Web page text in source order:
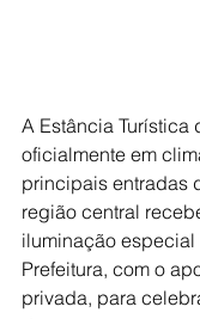
A Estância Turística
oficialmente em
principais entradas
região central
iluminação
Prefeitura, com o
privada, para